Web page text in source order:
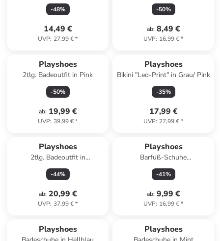
-48%
14,49 €
UVP: 27,99 €*
-50%
ab: 8,49 €
UVP: 16,99 €*
Playshoes
2tlg. Badeoutfit in Pink
-50%
ab: 19,99 €
UVP: 39,99 €*
Playshoes
Bikini "Leo-Print" in Grau/ Pink
-35%
17,99 €
UVP: 27,99 €*
Playshoes
2tlg. Badeoutfit in
Dunkelblau/ Bunt
-44%
ab: 20,99 €
UVP: 37,99 €*
Playshoes
Barfuß-Schuhe
"Einhornmeerkatze" in
Hellblau/ Bunt
-41%
ab: 9,99 €
UVP: 16,99 €*
Playshoes Playshoes